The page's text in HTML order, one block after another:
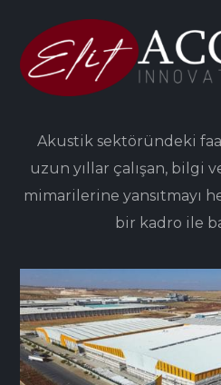
Akustik sektöründeki
uzun yıllar çalışan, bilgi
mimarilerine yansıtmayı
bir kadro ile